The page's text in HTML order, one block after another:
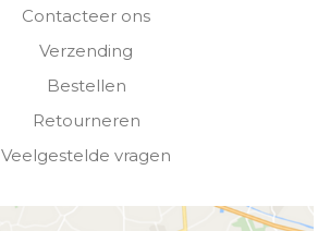
Contacteer ons
Verzending
Bestellen
Retourneren
Veelgestelde vragen